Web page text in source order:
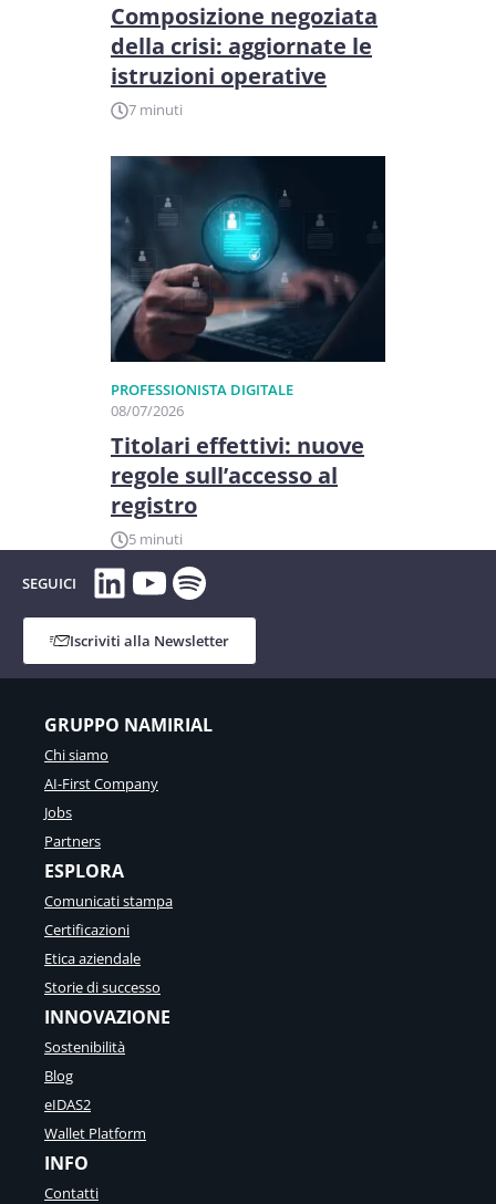
Composizione negoziata
della crisi: aggiornate le
istruzioni operative
7 minuti
PROFESSIONISTA DIGITALE
08/07/2026
Titolari effettivi: nuove
regole sull’accesso al
registro
5 minuti
SEGUICI LinkedIn
YouTube
Spotify
Iscriviti alla Newsletter
GRUPPO NAMIRIAL
Chi siamo
AI-First Company
Jobs
Partners
ESPLORA
Comunicati stampa
Certificazioni
Etica aziendale
Storie di successo
INNOVAZIONE
Sostenibilità
Blog
eIDAS2
Wallet Platform
INFO
Contatti